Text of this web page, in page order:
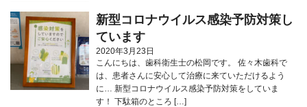
新型コロナウイルス感染予防対策し
ています
2020年3月23日
こんにちは、歯科衛生士の松岡です。 佐々木歯科で
は、患者さんに安心して治療に来ていただけるよう
に… 新型コロナウイルス感染予防対策をしていま
す！ 下駄箱のところ […]